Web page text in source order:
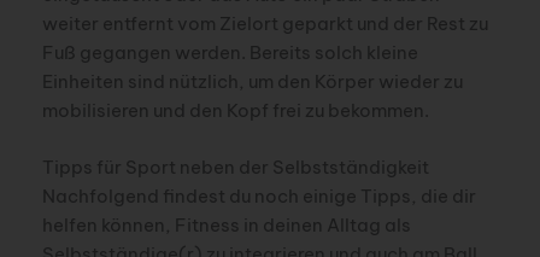
weiter entfernt vom Zielort geparkt und der Rest zu
Fuß gegangen werden. Bereits solch kleine
Einheiten sind nützlich, um den Körper wieder zu
mobilisieren und den Kopf frei zu bekommen.
Tipps für Sport neben der Selbstständigkeit
Nachfolgend findest du noch einige Tipps, die dir
helfen können, Fitness in deinen Alltag als